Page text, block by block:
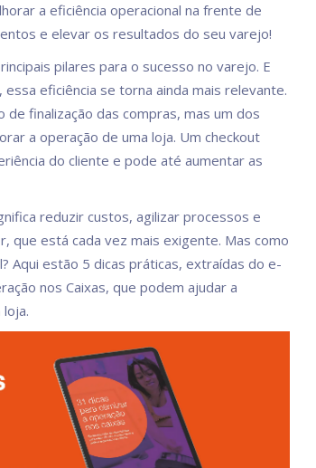
a eficiência operacional na frente de
e elevar os resultados do seu varejo!
pilares para o sucesso no varejo. E
eficiência se torna ainda mais relevante.
de finalização das compras, mas um dos
a operação de uma loja. Um checkout
do cliente e pode até aumentar as
reduzir custos, agilizar processos e
que está cada vez mais exigente. Mas como
Aqui estão 5 dicas práticas, extraídas do e-
nos Caixas, que podem ajudar a